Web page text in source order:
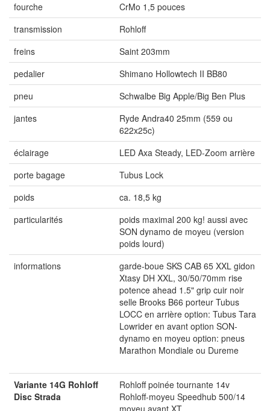
fourche
CrMo 1,5 pouces
transmission
Rohloff
freins
Saint 203mm
pedalier
Shimano Hollowtech II BB80
pneu
Schwalbe Big Apple/Big Ben Plus
jantes
Ryde Andra40 25mm (559 ou
622x25c)
éclairage
LED Axa Steady, LED-Zoom arrière
porte bagage
Tubus Lock
poids
ca. 18,5 kg
particularités
poids maximal 200 kg! aussi avec
SON dynamo de moyeu (version
poids lourd)
informations
garde-boue SKS CAB 65 XXL gidon
Xtasy DH XXL, 30/50/70mm rise
potence ahead 1.5" grip cuir noir
selle Brooks B66 porteur Tubus
LOCC en arrière option: Tubus Tara
Lowrider en avant option SON-
dynamo en moyeu option: pneus
Marathon Mondiale ou Dureme
Variante 14G Rohloff
Disc Strada
Rohloff poinée tournante 14v
Rohloff-moyeu Speedhub 500/14